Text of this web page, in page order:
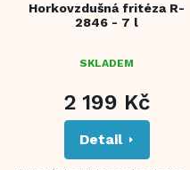
Horkovzdušná fritéza R-
2846 - 7 l
SKLADEM
2 199 Kč
Detail